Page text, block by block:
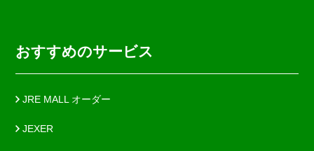
おすすめのサービス
JRE MALL オーダー
JEXER